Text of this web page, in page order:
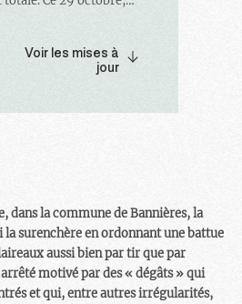
s’est prononcé en
ni être piégés à
d’un arrêtoir
illégal, nous
mobilisés !
Voir les mises à
jour
dans la commune de Bannières, la
surenchère en ordonnant une battue
aussi bien par tir que par
motivé par des « dégâts » qui
et qui, entre autres irrégularités,